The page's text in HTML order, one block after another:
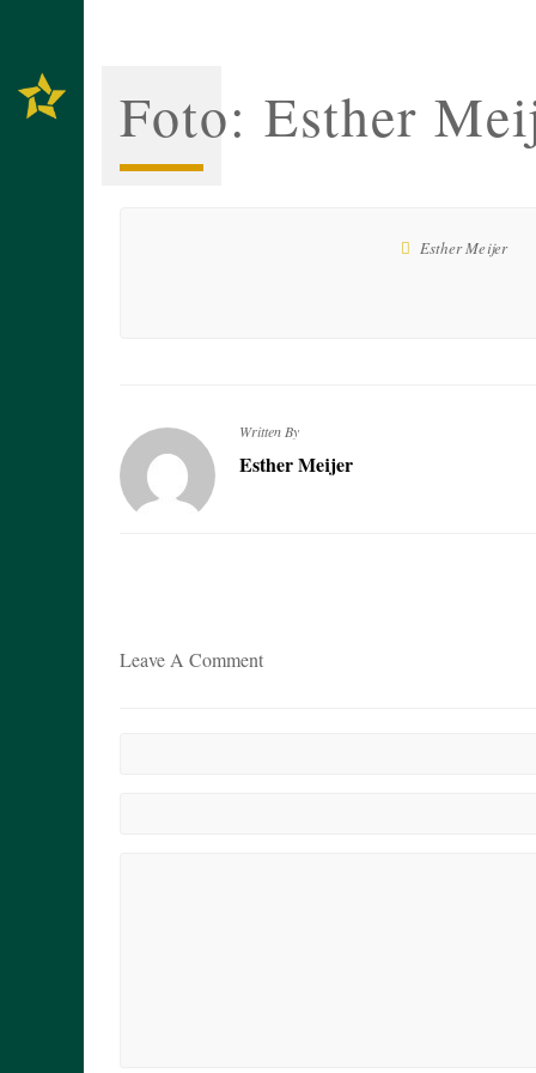
Foto: Esther
Esther Meijer
Written By
Esther Meijer
Leave A Comment